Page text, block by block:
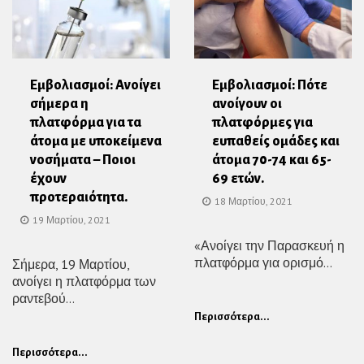
Εμβολιασμοί: Ανοίγει
σήμερα η
πλατφόρμα για τα
άτομα με υποκείμενα
νοσήματα – Ποιοι
έχουν
προτεραιότητα.
19 Μαρτίου, 2021
Σήμερα, 19 Μαρτίου,
ανοίγει η πλατφόρμα των
ραντεβού...
Περισσότερα...
Εμβολιασμοί: Πότε
ανοίγουν οι
πλατφόρμες για
ευπαθείς ομάδες και
άτομα 70-74 και 65-
69 ετών.
18 Μαρτίου, 2021
«Ανοίγει την Παρασκευή η
πλατφόρμα για ορισμό...
Περισσότερα...